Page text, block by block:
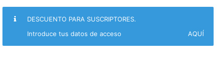
DESCUENTO PARA SUSCRIPTORES.
Introduce tus datos de acceso
AQUÍ